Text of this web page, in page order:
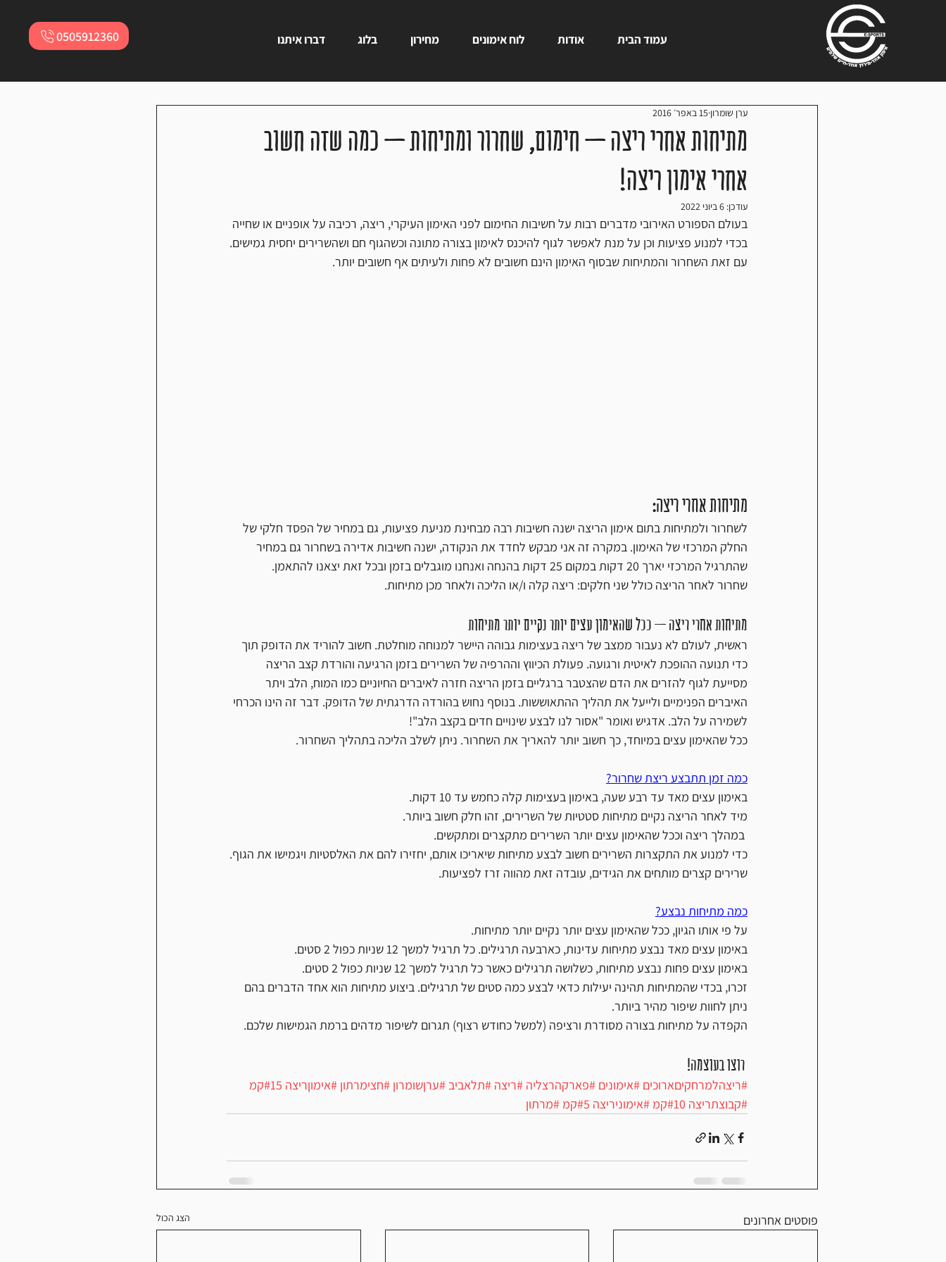
0505912360 עמוד הבית אודות לוח אימונים מחירון בלוג דברו איתנו
מתיחות אחרי ריצה – חימום, שחרור ומתיחות – כמה שזה חשוב
אחרי אימון ריצה!
ערן שומרון 15 באפר׳ 2016
עודכן: 6 ביוני 2022
בעולם הספורט האירובי מדברים רבות על חשיבות החימום לפני האימון העיקרי, ריצה, רכיבה על אופניים או שחייה
בכדי למנוע פציעות וכן על מנת לאפשר לגוף להיכנס לאימון בצורה מתונה וכשהגוף חם ושהשרירים יחסית גמישים.
עם זאת השחרור והמתיחות שבסוף האימון הינם חשובים לא פחות ולעיתים אף חשובים יותר.
מתיחות אחרי ריצה:
לשחרור ולמתיחות בתום אימון הריצה ישנה חשיבות רבה מבחינת מניעת פציעות, גם במחיר של הפסד חלקי של
החלק המרכזי של האימון. במקרה זה אני מבקש לחדד את הנקודה, ישנה חשיבות אדירה בשחרור גם במחיר
שהתרגיל המרכזי יארך 20 דקות במקום 25 דקות בהנחה ואנחנו מוגבלים בזמן ובכל זאת יצאנו להתאמן.
שחרור לאחר הריצה כולל שני חלקים: ריצה קלה ו/או הליכה ולאחר מכן מתיחות.
מתיחות אחרי ריצה – ככל שהאימון עצים יותר נקיים יותר מתיחות
ראשית, לעולם לא נעבור ממצב של ריצה בעצימות גבוהה היישר למנוחה מוחלטת. חשוב להוריד את הדופק תוך
כדי תנועה ההופכת לאיטית ורגועה. פעולת הכיווץ וההרפיה של השרירים בזמן הרגיעה והורדת קצב הריצה
מסייעת לגוף להזרים את הדם שהצטבר ברגליים בזמן הריצה חזרה לאיברים החיוניים כמו המוח, הלב ויתר
האיברים הפנימיים ולייעל את תהליך ההתאוששות. בנוסף נחוש בהורדה הדרגתית של הדופק. דבר זה הינו הכרחי
לשמירה על הלב. אדגיש ואומר "אסור לנו לבצע שינויים חדים בקצב הלב"!
ככל שהאימון עצים במיוחד, כך חשוב יותר להאריך את השחרור. ניתן לשלב הליכה בתהליך השחרור.
כמה זמן תתבצע ריצת שחרור?
באימון עצים מאד עד רבע שעה, באימון בעצימות קלה כחמש עד 10 דקות.
מיד לאחר הריצה נקיים מתיחות סטטיות של השרירים, זהו חלק חשוב ביותר.
כדי למנוע את התקצרות השרירים חשוב לבצע מתיחות שיאריכו אותם, יחזירו להם את האלסטיות ויגמישו את הגוף.
שרירים קצרים מותחים את הגידים, עובדה זאת מהווה זרז לפציעות.
כמה מתיחות נבצע?
על פי אותו הגיון, ככל שהאימון עצים יותר נקיים יותר מתיחות.
באימון עצים מאד נבצע מתיחות עדינות, כארבעה תרגילים. כל תרגיל למשך 12 שניות כפול 2 סטים.
באימון עצים פחות נבצע מתיחות, כשלושה תרגילים כאשר כל תרגיל למשך 12 שניות כפול 2 סטים.
זכרו, בכדי שהמתיחות תהינה יעילות כדאי לבצע כמה סטים של תרגילים. ביצוע מתיחות הוא אחד הדברים בהם
ניתן לחוות שיפור מהיר ביותר.
הקפדה על מתיחות בצורה מסודרת ורציפה (למשל כחודש רצוף) תגרום לשיפור מדהים ברמת הגמישות שלכם.
רוצו בעוצמה!
#ריצהלמרחקיםארוכים #אימונים #פארקהרצליה #ריצה #תלאביב #ערןשומרון #חצימרתון #אימוןריצה #15קמ
#קבוצתריצה #10קמ #אימוניריצה #5קמ #מרתון
פוסטים אחרונים הצג הכול